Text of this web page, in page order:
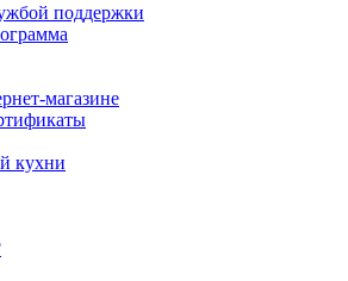
поддержки
магазине
кухни